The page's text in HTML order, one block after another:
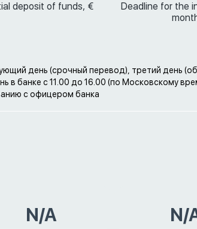
deposit of funds, €
Deadline for the
день (срочный перевод), третий день
в банке с 11.00 до 16.00 (по Московскому
с офицером банка
N/A N/